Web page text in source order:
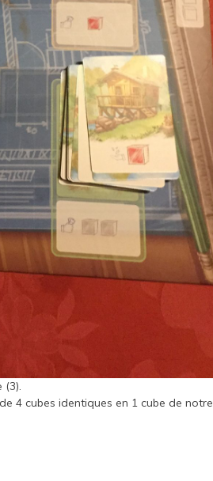
(3).
4 cubes identiques en 1 cube de notre